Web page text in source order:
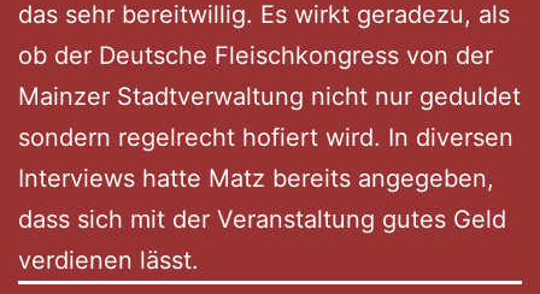
das sehr bereitwillig. Es wirkt geradezu, als
ob der Deutsche Fleischkongress von der
Mainzer Stadtverwaltung nicht nur geduldet
sondern regelrecht hofiert wird. In diversen
Interviews hatte Matz bereits angegeben,
dass sich mit der Veranstaltung gutes Geld
verdienen lässt.